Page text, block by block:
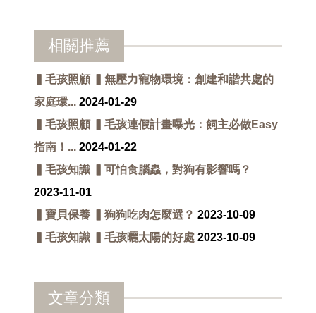
相關推薦
▍毛孩照顧 ▍無壓力寵物環境：創建和諧共處的
家庭環... 2024-01-29
▍毛孩照顧 ▍毛孩連假計畫曝光：飼主必做Easy
指南！... 2024-01-22
▍毛孩知識 ▍可怕食腦蟲，對狗有影響嗎？
2023-11-01
▍寶貝保養 ▍狗狗吃肉怎麼選？ 2023-10-09
▍毛孩知識 ▍毛孩曬太陽的好處 2023-10-09
文章分類